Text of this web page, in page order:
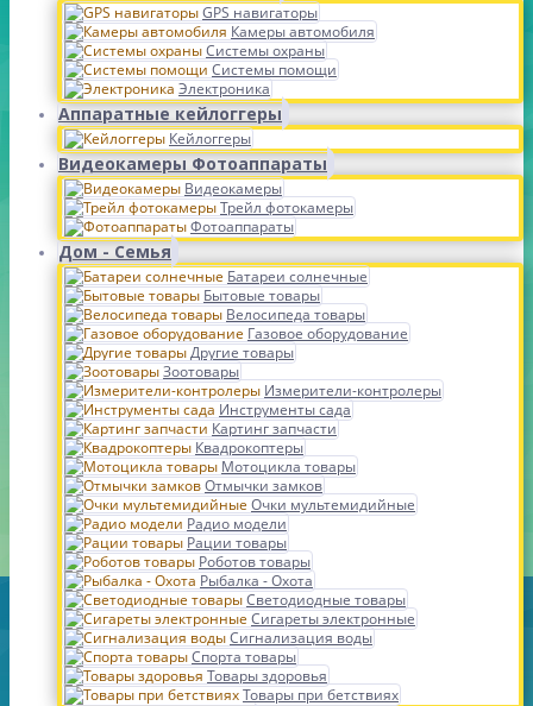
GPS навигаторы
Камеры автомобиля
Системы охраны
Системы помощи
Электроника
Аппаратные кейлоггеры
Кейлоггеры
Видеокамеры Фотоаппараты
Видеокамеры
Трейл фотокамеры
Фотоаппараты
Дом - Семья
Батареи солнечные
Бытовые товары
Велосипеда товары
Газовое оборудование
Другие товары
Зоотовары
Измерители-контролеры
Инструменты сада
Картинг запчасти
Квадрокоптеры
Мотоцикла товары
Отмычки замков
Очки мультемидийные
Радио модели
Рации товары
Роботов товары
Рыбалка - Охота
Светодиодные товары
Сигареты электронные
Сигнализация воды
Спорта товары
Товары здоровья
Товары при бетствиях